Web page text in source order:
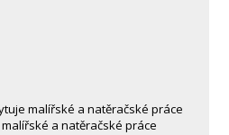
malířské a natěračské práce
a natěračské práce